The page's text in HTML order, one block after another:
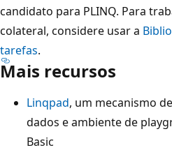
candidato para PLINQ. Para
colateral, considere usar a
tarefas.
Mais recursos
Linqpad, um mecanismo
dados e ambiente de
Basic